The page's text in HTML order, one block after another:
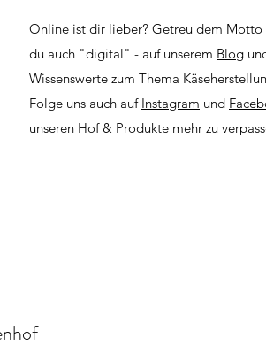
Online ist dir lieber? Getreu dem
du auch "digital" - auf unserem Blog
Wissenswerte zum Thema
Folge uns auch auf Instagram und
unseren Hof & Produkte mehr zu